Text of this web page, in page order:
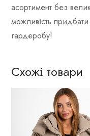
асортимент без
можливість
гардеробу!
Схожі товари